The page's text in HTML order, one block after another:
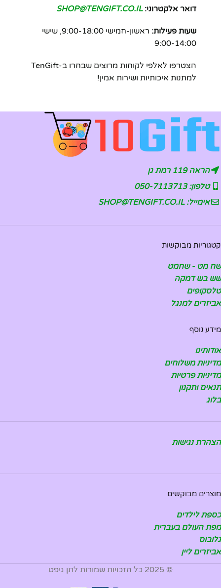
דואר אלקטרוני: SHOP@TENGIFT.CO.IL
שעות פעילות:
ראשון-חמישי 9:00-18:00, שישי
9:00-14:00
הצטרפו לאלפי לקוחות מרוצים שבחרו ב-TenGift
למתנות איכותיות ושירות אמין!
הראה 119 רמת גן
טלפון: 050-7113713
אימייל: SHOP@TENGIFT.CO.IL
קטגוריות מבוקשות
שח מט - שחמט
שש בש דמקה
טלסקופים
אביזרים למנגל
מידע נוסף
אודותינו
מדיניות משלוחים
מדיניות פרטיות
תנאים ותקנון
בלוג
הצהרת נגישות
מוצרים מבוקשים
כספת לילדים
מפת העולם בעברית
גלובוס
אביזרים ליין
© 2025 כל הזכויות שמורות לתן גיפט